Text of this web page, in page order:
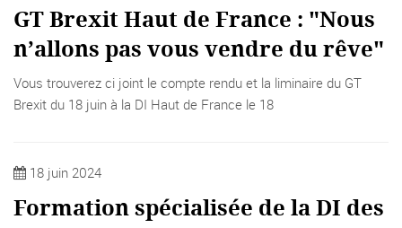
GT Brexit Haut de France : "Nous
n’allons pas vous vendre du rêve"
Vous trouverez ci joint le compte rendu et la liminaire du GT
Brexit du 18 juin à la DI Haut de France le 18
18 juin 2024
Formation spécialisée de la DI des